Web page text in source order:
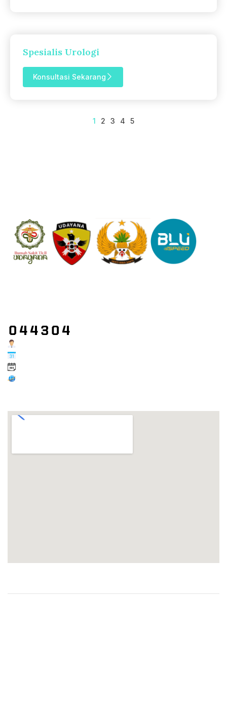
Spesialis Urologi
Konsultasi Sekarang
1 2 3 4 5